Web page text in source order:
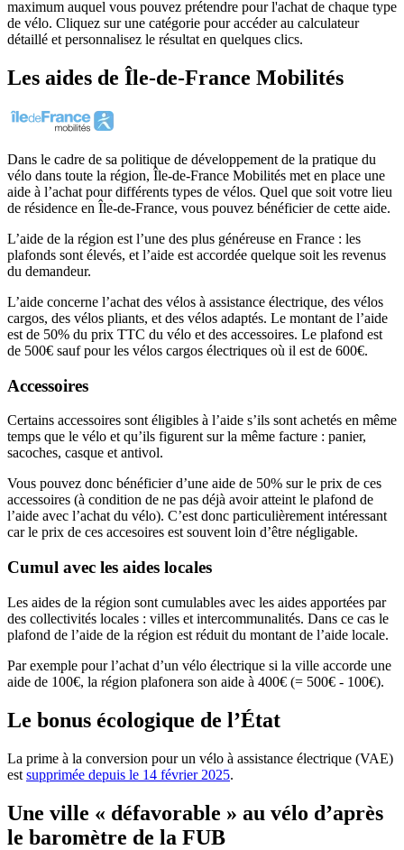
maximum auquel vous pouvez prétendre pour l'achat de chaque type
de vélo. Cliquez sur une catégorie pour accéder au calculateur
détaillé et personnalisez le résultat en quelques clics.
Les aides de Île-de-France Mobilités
Dans le cadre de sa politique de développement de la pratique du
vélo dans toute la région, Île-de-France Mobilités met en place une
aide à l’achat pour différents types de vélos. Quel que soit votre lieu
de résidence en Île-de-France, vous pouvez bénéficier de cette aide.
L’aide de la région est l’une des plus généreuse en France : les
plafonds sont élevés, et l’aide est accordée quelque soit les revenus
du demandeur.
L’aide concerne l’achat des vélos à assistance électrique, des vélos
cargos, des vélos pliants, et des vélos adaptés. Le montant de l’aide
est de 50% du prix TTC du vélo et des accessoires. Le plafond est
de 500€ sauf pour les vélos cargos électriques où il est de 600€.
Accessoires
Certains accessoires sont éligibles à l’aide s’ils sont achetés en même
temps que le vélo et qu’ils figurent sur la même facture : panier,
sacoches, casque et antivol.
Vous pouvez donc bénéficier d’une aide de 50% sur le prix de ces
accessoires (à condition de ne pas déjà avoir atteint le plafond de
l’aide avec l’achat du vélo). C’est donc particulièrement intéressant
car le prix de ces accesoires est souvent loin d’être négligable.
Cumul avec les aides locales
Les aides de la région sont cumulables avec les aides apportées par
des collectivités locales : villes et intercommunalités. Dans ce cas le
plafond de l’aide de la région est réduit du montant de l’aide locale.
Par exemple pour l’achat d’un vélo électrique si la ville accorde une
aide de 100€, la région plafonera son aide à 400€ (= 500€ - 100€).
Le bonus écologique de l’État
La prime à la conversion pour un vélo à assistance électrique (VAE)
est supprimée depuis le 14 février 2025.
Une ville « défavorable » au vélo d’après
le baromètre de la FUB